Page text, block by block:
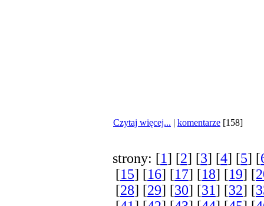
Czytaj więcej... | komentarze [158]
strony: [1] [2] [3] [4] [5] [
[15] [16] [17] [18] [19] [
[28] [29] [30] [31] [32] [